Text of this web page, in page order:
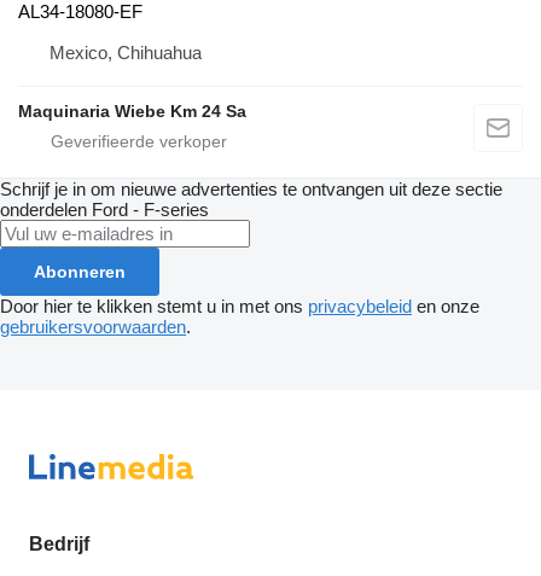
AL34-18080-EF
Mexico, Chihuahua
Maquinaria Wiebe Km 24 Sa
Schrijf je in om nieuwe advertenties te ontvangen uit deze sectie
onderdelen Ford - F-series
Abonneren
Door hier te klikken stemt u in met ons privacybeleid en onze
gebruikersvoorwaarden.
Bedrijf